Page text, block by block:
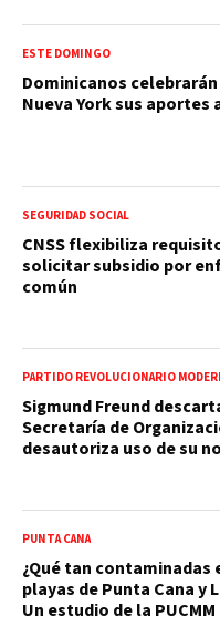
ESTE DOMINGO
Dominicanos
Nueva York sus aportes
SEGURIDAD SOCIAL
CNSS flexibiliza
solicitar subsidio por
común
PARTIDO REVOLUCIONARIO
Sigmund Freund
Secretaría de
desautoriza uso de su
PUNTA CANA
¿Qué tan contaminadas
playas de Punta Cana y
Un estudio de la